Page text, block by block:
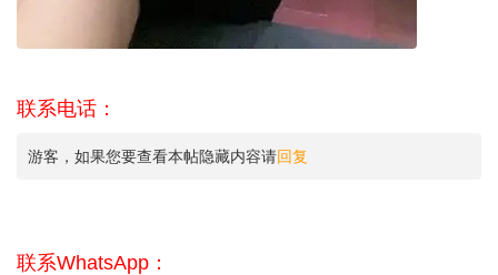
联系电话：
游客，如果您要查看本帖隐藏内容请回复
联系WhatsApp：